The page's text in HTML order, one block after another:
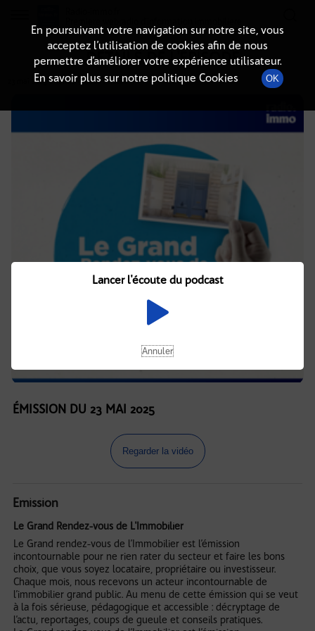
DÉTAILS DE L'ÉPISODE
23 mai 2025 à 16h02, durée : 1 heure
ÉMISSION DU 23 MAI 2025
Regarder la vidéo
Emission
Le Grand Rendez-vous de L'Immobilier
Le Grand rendez-vous de l’Immobilier est l’émission
incontournable pour ne rien rater du secteur et faire les bons
choix, que vous soyez locataire, propriétaire ou investisseur.
Chaque mois, nous recevons un acteur incontournable de
l’immobilier grand public. Au menu de cette émission qui se veut
à la fois sérieuse, pédagogique et accessible : décryptage de
l’actu, reportages, coups de gueule et conseils pratiques.
En poursuivant votre navigation sur notre site, vous
acceptez l’utilisation de cookies afin de nous
permettre d’améliorer votre expérience utilisateur.
En savoir plus sur notre politique Cookies
OK
Lancer l'écoute du podcast
Annuler